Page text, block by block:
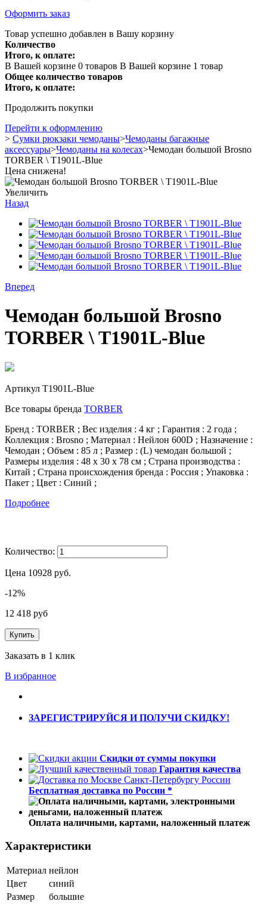
Оформить заказ
Товар успешно добавлен в Вашу корзину
Количество
Итого, к оплате:
В Вашей корзине 0 товаров В Вашей корзине 1 товар
Общее количество товаров
Итого, к оплате:
Продолжить покупки
Перейти к оформлению
> Сумки рюкзаки чемоданы>Чемоданы багажные
аксессуары>Чемоданы на колесах>Чемодан большой Brosno
TORBER \ T1901L-Blue
Цена снижена!
Увеличить
Назад
Вперед
Чемодан большой Brosno
TORBER \ T1901L-Blue
Артикул T1901L-Blue
Все товары бренда TORBER
Бренд : TORBER ; Вес изделия : 4 кг ; Гарантия : 2 года ;
Коллекция : Brosno ; Материал : Нейлон 600D ; Назначение :
Чемодан ; Объем : 85 л ; Размер : (L) чемодан большой ;
Размеры изделия : 48 х 30 х 78 см ; Страна производства :
Китай ; Страна происхождения бренда : Россия ; Упаковка :
Пакет ; Цвет : Синий ;
Подробнее
Количество:
Цена 10928 руб.
-12%
12 418 руб
Купить
Заказать в 1 клик
В избранное
ЗАРЕГИСТРИРУЙСЯ И ПОЛУЧИ СКИДКУ!
Скидки от суммы покупки
Гарантия качества
Бесплатная доставка по России *
Оплата наличными, картами, наложенный платеж
Характеристики
Материал нейлон
Цвет
синий
Размер
большие